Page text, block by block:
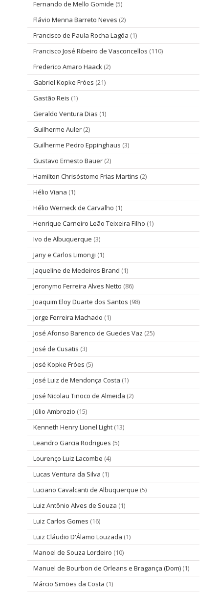
Fernando de Mello Gomide (5)
Flávio Menna Barreto Neves (2)
Francisco de Paula Rocha Lagôa (1)
Francisco José Ribeiro de Vasconcellos (110)
Frederico Amaro Haack (2)
Gabriel Kopke Fróes (21)
Gastão Reis (1)
Geraldo Ventura Dias (1)
Guilherme Auler (2)
Guilherme Pedro Eppinghaus (3)
Gustavo Ernesto Bauer (2)
Hamilton Chrisóstomo Frias Martins (2)
Hélio Viana (1)
Hélio Werneck de Carvalho (1)
Henrique Carneiro Leão Teixeira Filho (1)
Ivo de Albuquerque (3)
Jany e Carlos Limongi (1)
Jaqueline de Medeiros Brand (1)
Jeronymo Ferreira Alves Netto (86)
Joaquim Eloy Duarte dos Santos (98)
Jorge Ferreira Machado (1)
José Afonso Barenco de Guedes Vaz (25)
José de Cusatis (3)
José Kopke Fróes (5)
José Luiz de Mendonça Costa (1)
José Nicolau Tinoco de Almeida (2)
Júlio Ambrozio (15)
Kenneth Henry Lionel Light (13)
Leandro Garcia Rodrigues (5)
Lourenço Luiz Lacombe (4)
Lucas Ventura da Silva (1)
Luciano Cavalcanti de Albuquerque (5)
Luiz Antônio Alves de Souza (1)
Luiz Carlos Gomes (16)
Luiz Cláudio D'Álamo Louzada (1)
Manoel de Souza Lordeiro (10)
Manuel de Bourbon de Orleans e Bragança (Dom) (1)
Márcio Simões da Costa (1)